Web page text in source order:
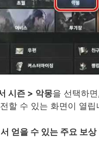
시즌 > 악몽을 선택하
할 수 있는 화면이 열립
얻을 수 있는 주요 보상